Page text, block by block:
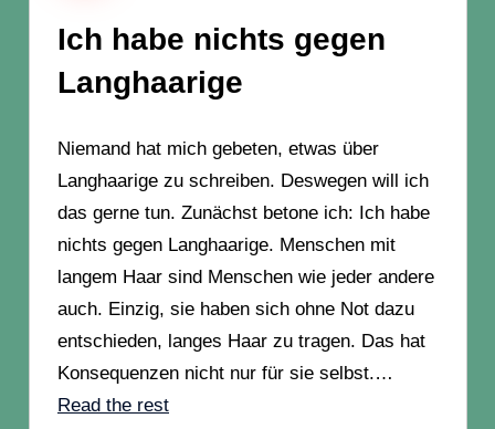
Ich habe nichts gegen
Langhaarige
Niemand hat mich gebeten, etwas über
Langhaarige zu schreiben. Deswegen will ich
das gerne tun. Zunächst betone ich: Ich habe
nichts gegen Langhaarige. Menschen mit
langem Haar sind Menschen wie jeder andere
auch. Einzig, sie haben sich ohne Not dazu
entschieden, langes Haar zu tragen. Das hat
Konsequenzen nicht nur für sie selbst.…
Read the rest“Langhaarige